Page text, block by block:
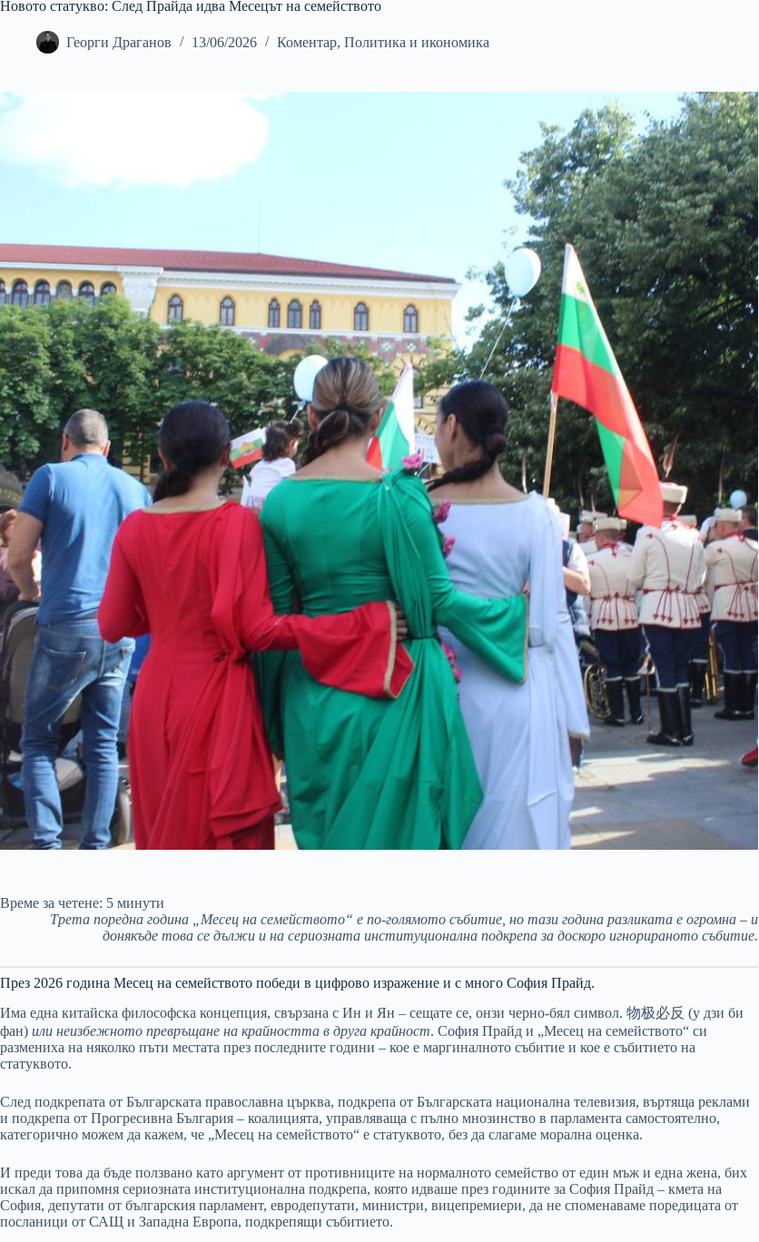
Новото статукво: След Прайда идва Месецът на семейството
Георги Драганов 13/06/2026 Коментар, Политика и икономика
Време за четене: 5 минути
Трета поредна година „Месец на семейството“ е по-голямото събитие, но тази година разликата е огромна – и
донякъде това се дължи и на сериозната институционална подкрепа за доскоро игнорираното събитие.
През 2026 година Месец на семейството победи в цифрово изражение и с много София Прайд.
Има една китайска философска концепция, свързана с Ин и Ян – сещате се, онзи черно-бял символ. 物极必反 (у дзи би
фан) или неизбежното превръщане на крайността в друга крайност. София Прайд и „Месец на семейството“ си
размениха на няколко пъти местата през последните години – кое е маргиналното събитие и кое е събитието на
статуквото.
След подкрепата от Българската православна църква, подкрепа от Българската национална телевизия, въртяща реклами
и подкрепа от Прогресивна България – коалицията, управляваща с пълно мнозинство в парламента самостоятелно,
категорично можем да кажем, че „Месец на семейството“ е статуквото, без да слагаме морална оценка.
И преди това да бъде ползвано като аргумент от противниците на нормалното семейство от един мъж и една жена, бих
искал да припомня сериозната институционална подкрепа, която идваше през годините за София Прайд – кмета на
София, депутати от българския парламент, евродепутати, министри, вицепремиери, да не споменаваме поредицата от
посланици от САЩ и Западна Европа, подкрепящи събитието.